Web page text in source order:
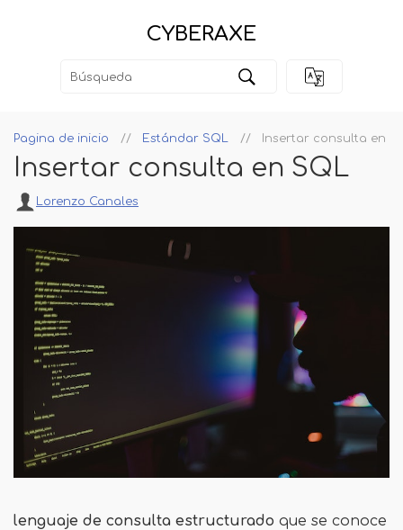
CYBERAXE
Pagina de inicio Estándar SQL Insertar consulta en
Insertar consulta en SQL
Lorenzo Canales
lenguaje de consulta estructurado que se conoce